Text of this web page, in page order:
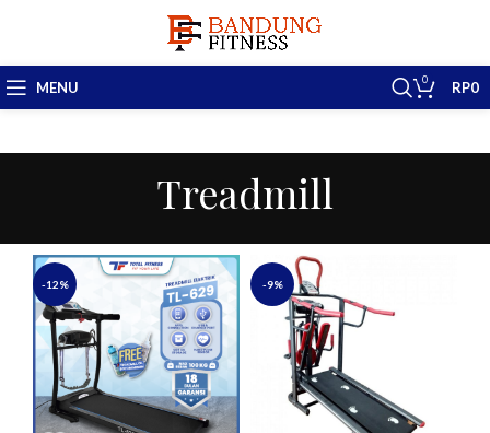
MENU 0 RP0
Treadmill
-12% -9%